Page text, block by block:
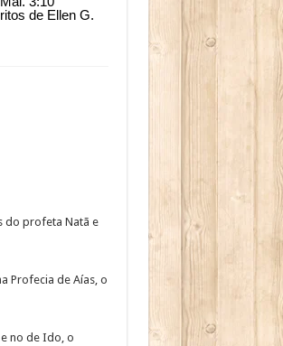
de Ellen G.
do profeta Natã e
Profecia de Aías, o
no de Ido, o